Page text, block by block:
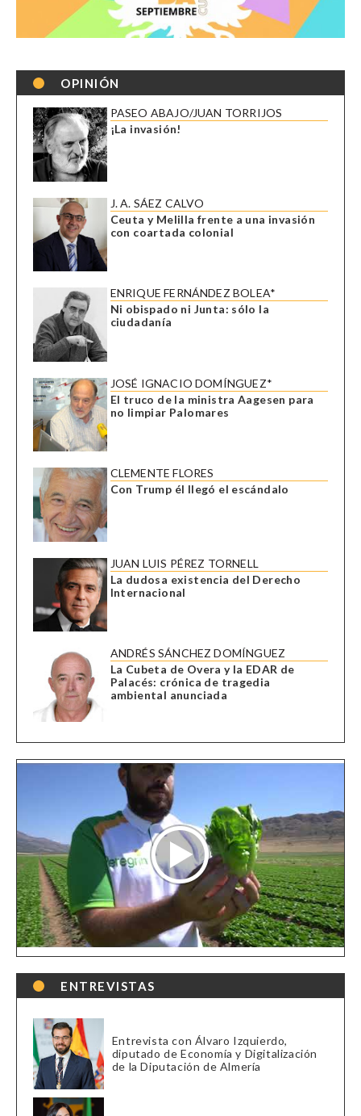
OPINIÓN
PASEO ABAJO/JUAN TORRIJOS
¡La invasión!
J. A. SÁEZ CALVO
Ceuta y Melilla frente a una invasión
con coartada colonial
ENRIQUE FERNÁNDEZ BOLEA*
Ni obispado ni Junta: sólo la
ciudadanía
JOSÉ IGNACIO DOMÍNGUEZ*
El truco de la ministra Aagesen para
no limpiar Palomares
CLEMENTE FLORES
Con Trump él llegó el escándalo
JUAN LUIS PÉREZ TORNELL
La dudosa existencia del Derecho
Internacional
ANDRÉS SÁNCHEZ DOMÍNGUEZ
La Cubeta de Overa y la EDAR de
Palacés: crónica de tragedia
ambiental anunciada
ENTREVISTAS
Entrevista con Álvaro Izquierdo,
diputado de Economía y Digitalización
de la Diputación de Almería